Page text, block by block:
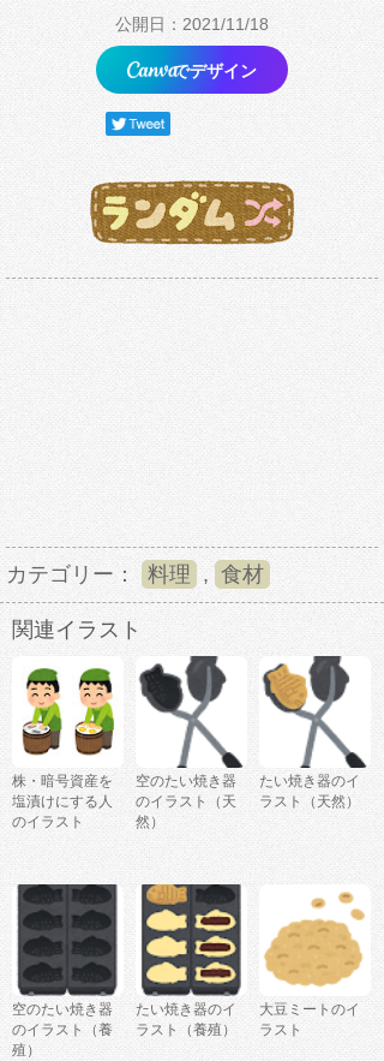
公開日：2021/11/18
でデザイン
カテゴリー： 料理 , 食材
関連イラスト
株・暗号資産を
塩漬けにする人
のイラスト
空のたい焼き器
のイラスト（天
然）
たい焼き器のイ
ラスト（天然）
空のたい焼き器
のイラスト（養
殖）
たい焼き器のイ
ラスト（養殖）
大豆ミートのイ
ラスト